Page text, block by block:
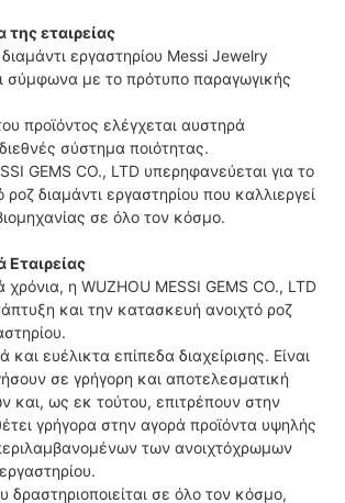
εταιρείας
διαμάντι εργαστηρίου Messi Jewelry
σύμφωνα με το πρότυπο παραγωγικής
προϊόντος ελέγχεται αυστηρά
σύστημα ποιότητας.
GEMS CO., LTD υπερηφανεύεται για το
ροζ διαμάντι εργαστηρίου που καλλιεργεί
σε όλο τον κόσμο.
Εταιρείας
χρόνια, η WUZHOU MESSI GEMS CO., LTD
και την κατασκευή ανοιχτό ροζ
και ευέλικτα επίπεδα διαχείρισης. Είναι
σε γρήγορη και αποτελεσματική
και, ως εκ τούτου, επιτρέπουν στην
γρήγορα στην αγορά προϊόντα υψηλής
των ανοιχτόχρωμων
δραστηριοποιείται σε όλο τον κόσμο,